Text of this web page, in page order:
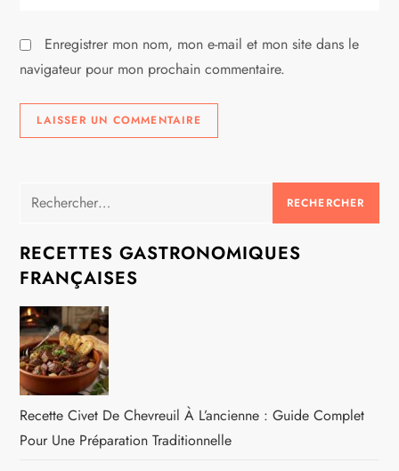
e
Enregistrer mon nom, mon e-mail et mon site dans le
navigateur pour mon prochain commentaire.
Rechercher :
RECETTES GASTRONOMIQUES
FRANÇAISES
Recette Civet De Chevreuil À L’ancienne : Guide Complet
Pour Une Préparation Traditionnelle